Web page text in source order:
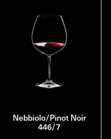
Nebbiolo/Pinot Noir
446/7